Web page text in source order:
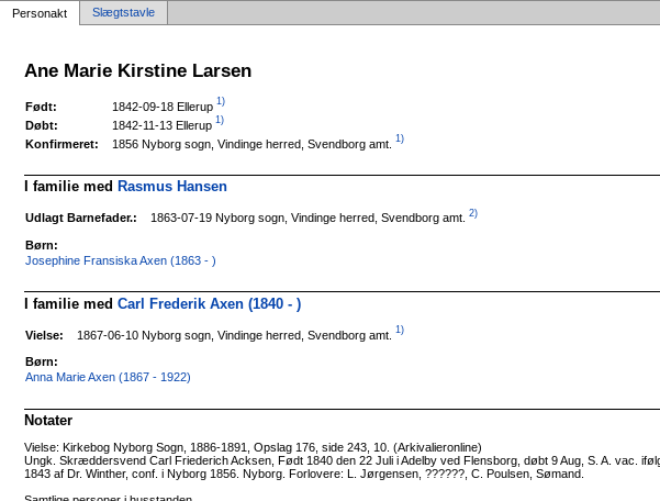
Personakt Slægtstavle
Ane Marie Kirstine Larsen
Født: 1842-09-18 Ellerup 1)
Døbt: 1842-11-13 Ellerup 1)
Konfirmeret: 1856 Nyborg sogn, Vindinge herred, Svendborg amt. 1)
I familie med Rasmus Hansen
Udlagt Barnefader.: 1863-07-19 Nyborg sogn, Vindinge herred, Svendborg amt. 2)
Børn:
Josephine Fransiska Axen (1863 - )
I familie medCarl Frederik Axen (1840 - )
Vielse: 1867-06-10 Nyborg sogn, Vindinge herred, Svendborg amt. 1)
Børn:
Anna Marie Axen (1867 - 1922)
Notater
Vielse: Kirkebog Nyborg Sogn, 1886-1891, Opslag 176, side 243, 10. (Arkivalieronline)
Ungk. Skræddersvend Carl Friederich Acksen, Født 1840 den 22 Juli i Adelby ved Flensborg, døbt 9 Aug, S. A. vac.
1843 af Dr. Winther, conf. i Nyborg 1856. Nyborg. Forlovere: L. Jørgensen, ??????, C. Poulsen, Sømand.